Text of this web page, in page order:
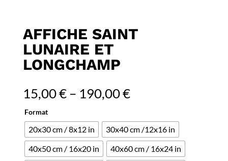
AFFICHE SAINT
LUNAIRE ET
LONGCHAMP
15,00€– 190,00€
Format
20x30 cm / 8x12 in
30x40 cm /12x16 in
40x50 cm / 16x20 in
40x60 cm / 16x24 in